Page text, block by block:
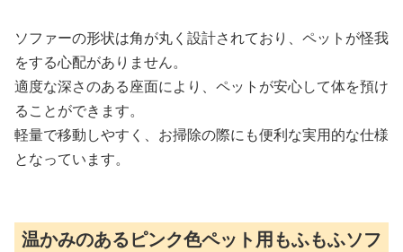
ソファーの形状は角が丸く設計されており、ペットが怪我
をする心配がありません。
適度な深さのある座面により、ペットが安心して体を預け
ることができます。
軽量で移動しやすく、お掃除の際にも便利な実用的な仕様
となっています。
温かみのあるピンク色ペット用もふもふソフ